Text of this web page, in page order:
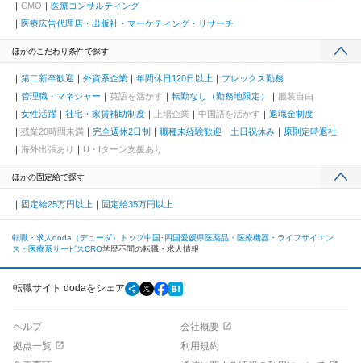
CMO
医療コンサルティング
医療広告代理店・出版社・マーケティング・リサーチ
ほかのこだわり条件で探す
第二新卒歓迎 外資系企業 年間休日120日以上
フレックス勤務
管理職・マネジャー
英語を活かす 転勤なし（勤務地限定）
服装自由
女性活躍
社宅・家賃補助制度 上場企業 中国語を活かす
退職金制度
残業20時間未満
完全週休2日制 職種未経験歓迎 土日祝休み
原則定時退社
海外出張あり
U・Iターン支援あり
ほかの固定給で探す
固定給25万円以上 固定給35万円以上
転職・求人doda（デューダ）トップ中国･四国愛媛県医薬品・医療機器・ライフサイエン
ス・医療系サービスCRO学歴不問の転職・求人情報
転職サイト dodaをシェア
ヘルプ
会社概要
拠点一覧
利用規約